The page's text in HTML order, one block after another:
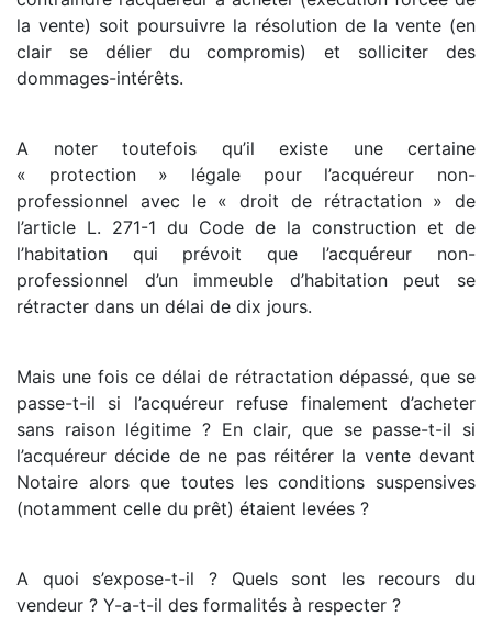
la vente) soit poursuivre la résolution de la vente (en
clair se délier du compromis) et solliciter des
dommages-intérêts.
A noter toutefois qu’il existe une certaine
« protection » légale pour l’acquéreur non-
professionnel avec le « droit de rétractation » de
l’article L. 271-1 du Code de la construction et de
l’habitation qui prévoit que l’acquéreur non-
professionnel d’un immeuble d’habitation peut se
rétracter dans un délai de dix jours.
Mais une fois ce délai de rétractation dépassé, que se
passe-t-il si l’acquéreur refuse finalement d’acheter
sans raison légitime ? En clair, que se passe-t-il si
l’acquéreur décide de ne pas réitérer la vente devant
Notaire alors que toutes les conditions suspensives
(notamment celle du prêt) étaient levées ?
A quoi s’expose-t-il ? Quels sont les recours du
vendeur ? Y-a-t-il des formalités à respecter ?